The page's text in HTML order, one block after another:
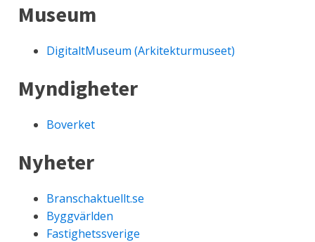
Museum
DigitaltMuseum (Arkitekturmuseet)
Myndigheter
Boverket
Nyheter
Branschaktuellt.se
Byggvärlden
Fastighetssverige